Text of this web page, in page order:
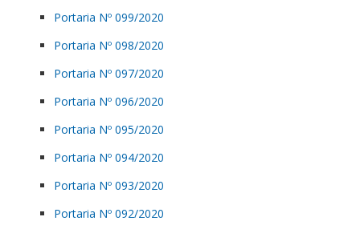
Portaria Nº 099/2020
Portaria Nº 098/2020
Portaria Nº 097/2020
Portaria Nº 096/2020
Portaria Nº 095/2020
Portaria Nº 094/2020
Portaria Nº 093/2020
Portaria Nº 092/2020